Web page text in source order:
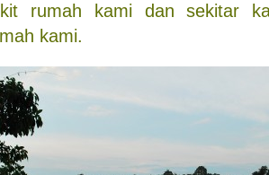
rumah kami dan sekitar
kami.